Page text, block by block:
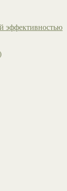
эффективностью